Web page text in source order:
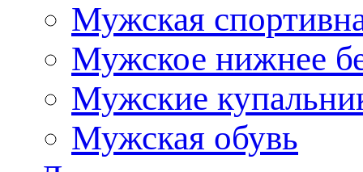
Мужская
Мужское нижнее
Мужские
Мужская обувь